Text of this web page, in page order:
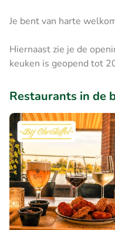
Je bent van harte
Hiernaast zie je de
keuken is geopend tot
Restaurants in de